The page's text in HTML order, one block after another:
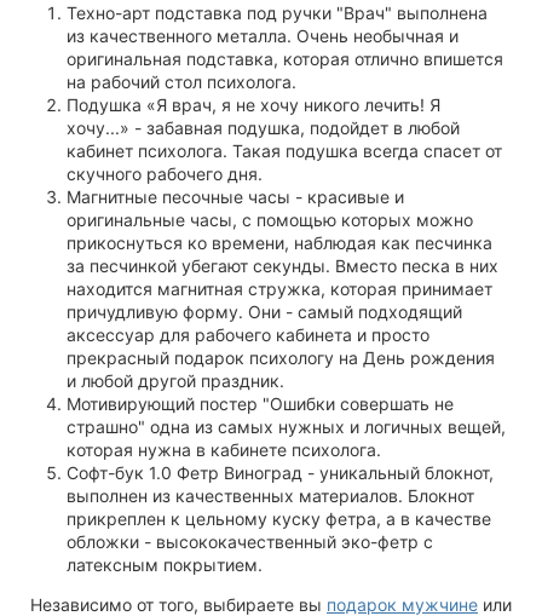
Техно-арт подставка под ручки "Врач" выполнена
из качественного металла. Очень необычная и
оригинальная подставка, которая отлично впишется
на рабочий стол психолога.
Подушка «Я врач, я не хочу никого лечить! Я
хочу...» - забавная подушка, подойдет в любой
кабинет психолога. Такая подушка всегда спасет от
скучного рабочего дня.
Магнитные песочные часы - красивые и
оригинальные часы, с помощью которых можно
прикоснуться ко времени, наблюдая как песчинка
за песчинкой убегают секунды. Вместо песка в них
находится магнитная стружка, которая принимает
причудливую форму. Они - самый подходящий
аксессуар для рабочего кабинета и просто
прекрасный подарок психологу на День рождения
и любой другой праздник.
Мотивирующий постер "Ошибки совершать не
страшно" одна из самых нужных и логичных вещей,
которая нужна в кабинете психолога.
Софт-бук 1.0 Фетр Виноград - уникальный блокнот,
выполнен из качественных материалов. Блокнот
прикреплен к цельному куску фетра, а в качестве
обложки - высококачественный эко-фетр с
латексным покрытием.
Независимо от того, выбираете вы подарок мужчине или